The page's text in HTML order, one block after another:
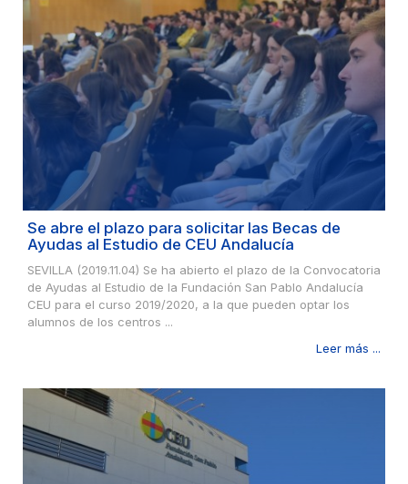
Se abre el plazo para solicitar las Becas de
Ayudas al Estudio de CEU Andalucía
SEVILLA (2019.11.04) Se ha abierto el plazo de la Convocatoria
de Ayudas al Estudio de la Fundación San Pablo Andalucía
CEU para el curso 2019/2020, a la que pueden optar los
alumnos de los centros ...
Leer más ...